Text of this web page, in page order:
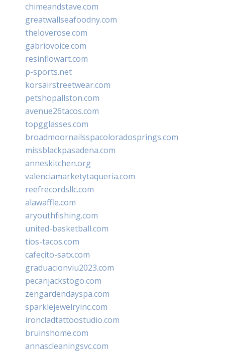
chimeandstave.com
greatwallseafoodny.com
theloverose.com
gabriovoice.com
resinflowart.com
p-sports.net
korsairstreetwear.com
petshopallston.com
avenue26tacos.com
topgglasses.com
broadmoornailsspacoloradosprings.com
missblackpasadena.com
anneskitchen.org
valenciamarketytaqueria.com
reefrecordsllc.com
alawaffle.com
aryouthfishing.com
united-basketball.com
tios-tacos.com
cafecito-satx.com
graduacionviu2023.com
pecanjackstogo.com
zengardendayspa.com
sparklejewelryinc.com
ironcladtattoostudio.com
bruinshome.com
annascleaningsvc.com